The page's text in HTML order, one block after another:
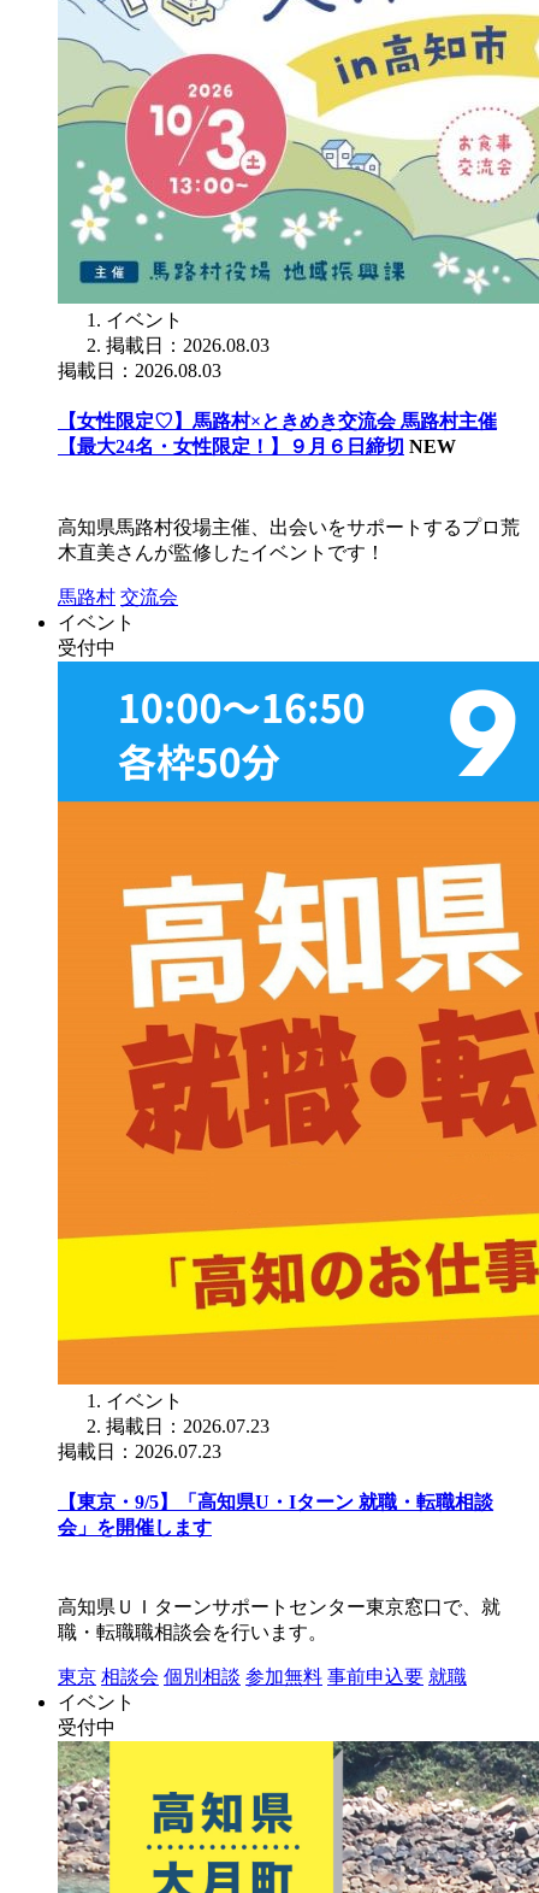
イベント
掲載日：2026.08.03
掲載日：2026.08.03
【女性限定♡】馬路村×ときめき交流会 馬路村主催
【最大24名・女性限定！】９月６日締切 NEW
高知県馬路村役場主催、出会いをサポートするプロ荒
木直美さんが監修したイベントです！
馬路村 交流会
イベント
受付中
イベント
掲載日：2026.07.23
掲載日：2026.07.23
【東京・9/5】「高知県U・Iターン 就職・転職相談
会」を開催します
高知県ＵＩターンサポートセンター東京窓口で、就
職・転職職相談会を行います。
東京 相談会 個別相談 参加無料 事前申込要 就職
イベント
受付中